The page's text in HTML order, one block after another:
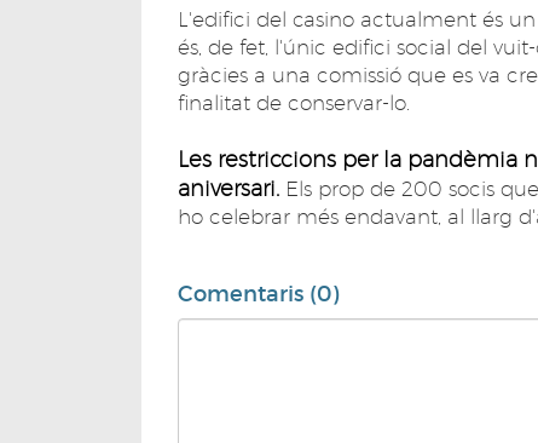
L'edifici del casino actualment és
és, de fet, l'únic edifici social del
gràcies a una comissió que es va
finalitat de conservar-lo.
Les restriccions per la pandèmia
aniversari. Els prop de 200 socis
ho celebrar més endavant, al llarg
Comentaris (0)